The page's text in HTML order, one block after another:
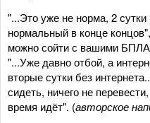
"...Это уже не норма, 2
нормальный в конце
можно сойти с вашими
"...Уже давно отбой, а
вторые сутки без
сидеть, ничего не
время идёт". (авторское